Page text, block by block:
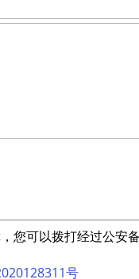
您可以拨打经过公安
号